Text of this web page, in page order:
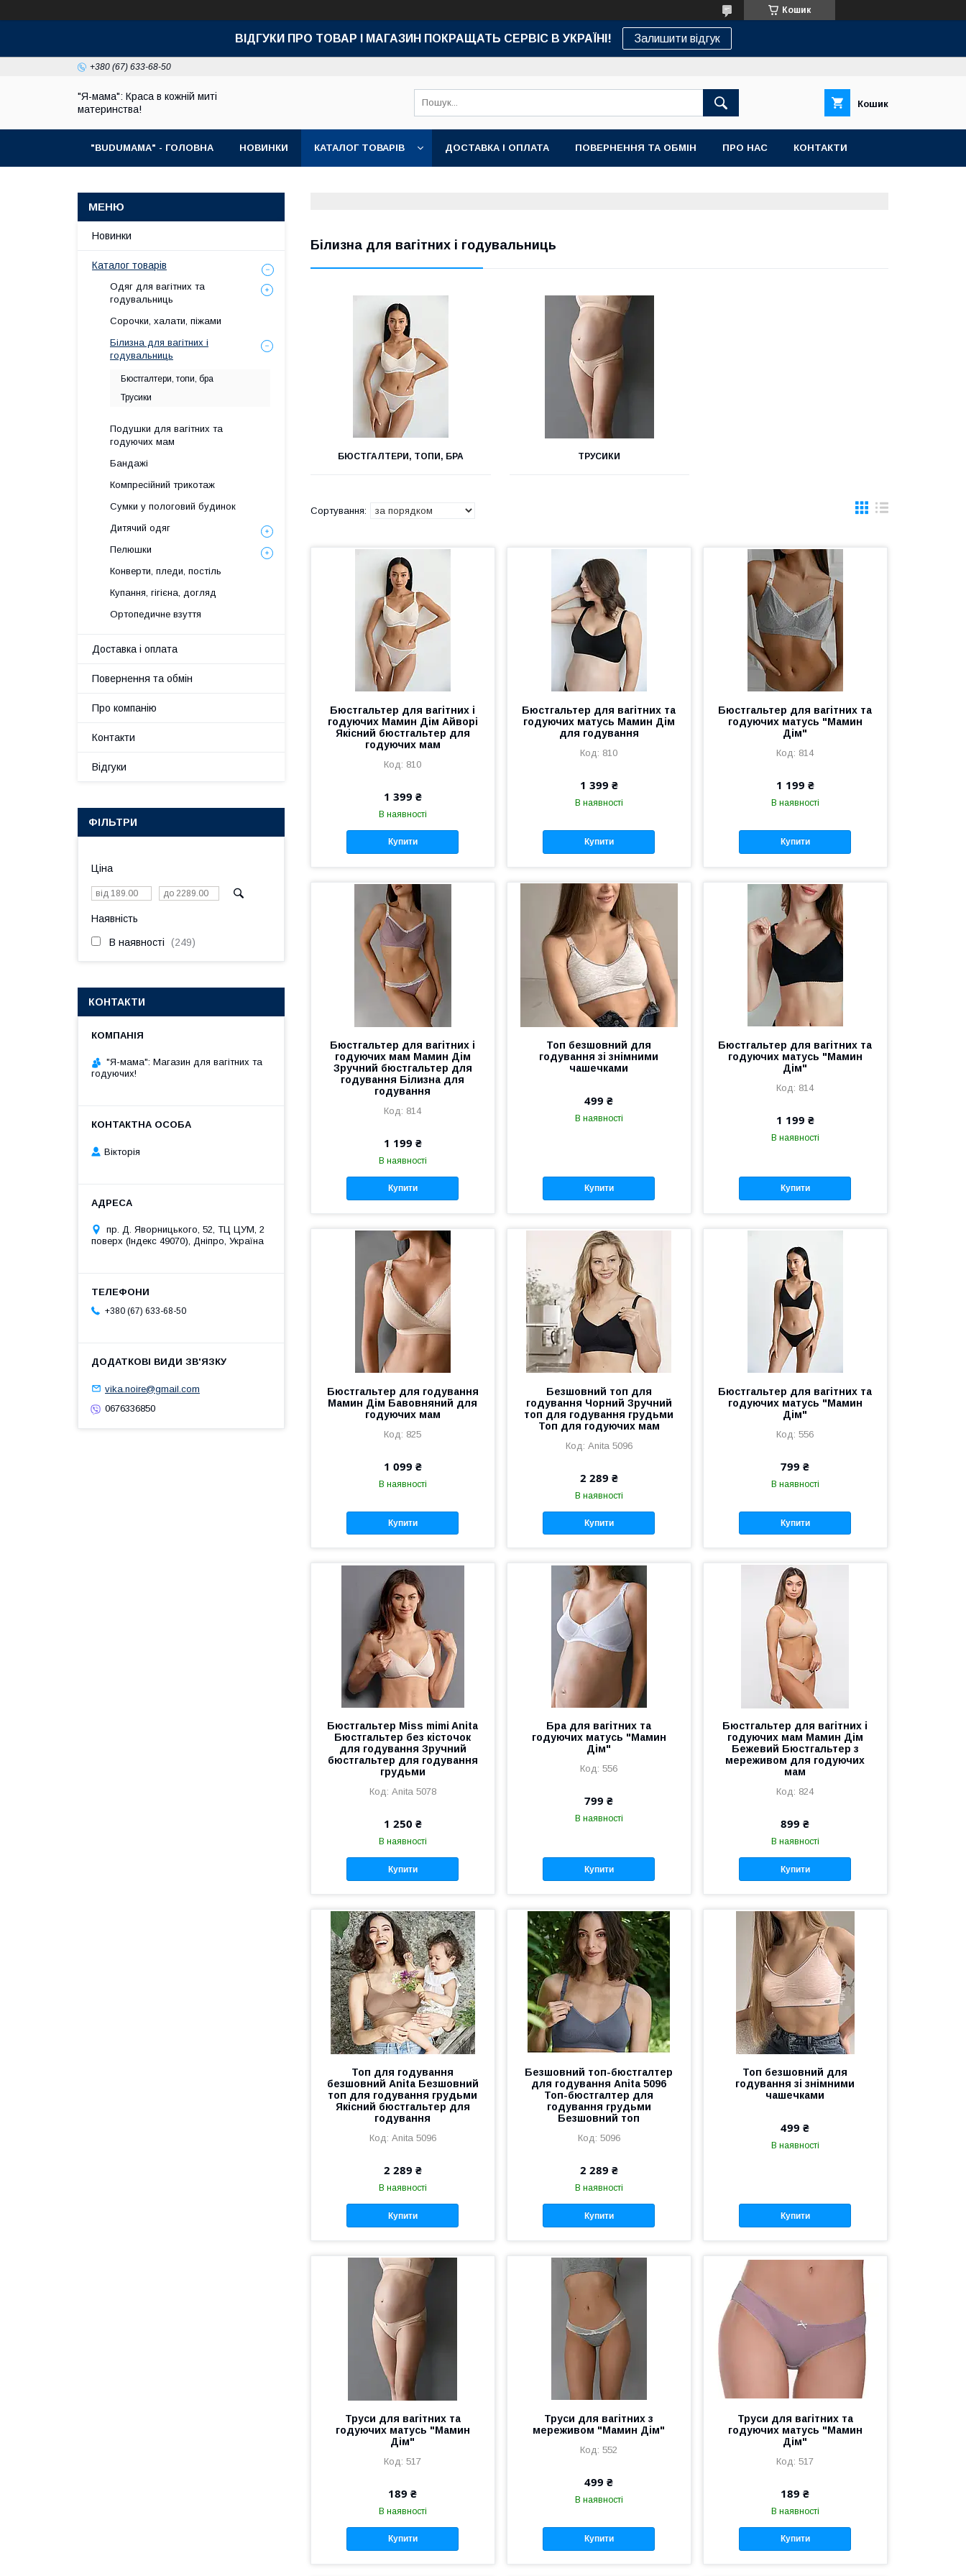
Кошик
ВІДГУКИ ПРО ТОВАР І МАГАЗИН ПОКРАЩАТЬ СЕРВІС В УКРАЇНІ! Залишити відгук
+380 (67) 633-68-50
"Я-мама": Краса в кожній миті
материнства!
Кошик
"BUDUMAMA" - ГОЛОВНА НОВИНКИ КАТАЛОГ ТОВАРІВ ДОСТАВКА І ОПЛАТА ПОВЕРНЕННЯ ТА ОБМІН ПРО НАС КОНТАКТИ
Білизна для вагітних і годувальниць
БЮСТГАЛТЕРИ, ТОПИ, БРА ТРУСИКИ
Бюстгальтер для вагітних і
годуючих Мамин Дім Айворі
Якісний бюстгальтер для
годуючих мам
810
1 399 ₴
В наявності
Купити
Бюстгальтер для вагітних та
годуючих матусь Мамин Дім
для годування
810
1 399 ₴
В наявності
Купити
Бюстгальтер для вагітних та
годуючих матусь "Мамин
Дім"
814
1 199 ₴
В наявності
Купити
Бюстгальтер для вагітних і
годуючих мам Мамин Дім
Зручний бюстгальтер для
годування Білизна для
годування
814
1 199 ₴
В наявності
Купити
Топ безшовний для
годування зі знімними
чашечками
499 ₴
В наявності
Купити
Бюстгальтер для вагітних та
годуючих матусь "Мамин
Дім"
814
1 199 ₴
В наявності
Купити
Бюстгальтер для годування
Мамин Дім Бавовняний для
годуючих мам
825
1 099 ₴
В наявності
Купити
Безшовний топ для
годування Чорний Зручний
топ для годування грудьми
Топ для годуючих мам
Anita 5096
2 289 ₴
В наявності
Купити
Бюстгальтер для вагітних та
годуючих матусь "Мамин
Дім"
556
799 ₴
В наявності
Купити
Бюстгальтер Miss mimi Anita
Бюстгальтер без кісточок
для годування Зручний
бюстгальтер для годування
грудьми
Anita 5078
1 250 ₴
В наявності
Купити
Бра для вагітних та
годуючих матусь "Мамин
Дім"
556
799 ₴
В наявності
Купити
Бюстгальтер для вагітних і
годуючих мам Мамин Дім
Бежевий Бюстгальтер з
мереживом для годуючих
мам
824
899 ₴
В наявності
Купити
Топ для годування
безшовний Anita Безшовний
топ для годування грудьми
Якісний бюстгальтер для
годування
Anita 5096
2 289 ₴
В наявності
Купити
Безшовний топ-бюстгалтер
для годування Anita 5096
Топ-бюстгалтер для
годування грудьми
Безшовний топ
5096
2 289 ₴
В наявності
Купити
Топ безшовний для
годування зі знімними
чашечками
499 ₴
В наявності
Купити
Труси для вагітних та
годуючих матусь "Мамин
Дім"
517
189 ₴
В наявності
Купити
Труси для вагітних з
мереживом "Мамин Дім"
552
499 ₴
В наявності
Купити
Труси для вагітних та
годуючих матусь "Мамин
Дім"
517
189 ₴
В наявності
Купити
Новинки
Каталог товарів
Одяг для вагітних та
годувальниць
Сорочки, халати, піжами
Білизна для вагітних і
годувальниць
Бюстгалтери, топи, бра
Трусики
Подушки для вагітних та
годуючих мам
Бандажі
Компресійний трикотаж
Сумки у пологовий будинок
Дитячий одяг
Пелюшки
Конверти, пледи, постіль
Купання, гігієна, догляд
Ортопедичне взуття
Доставка і оплата
Повернення та обмін
Про компанію
Контакти
Відгуки
ФІЛЬТРИ
Ціна
Наявність
В наявності 249
КОНТАКТИ
"Я-мама": Магазин для вагітних та
годуючих!
Вікторія
пр. Д. Яворницького, 52, ТЦ ЦУМ, 2
поверх (Індекс 49070), Дніпро, Україна
+380 (67) 633-68-50
vika.noire@gmail.com
0676336850